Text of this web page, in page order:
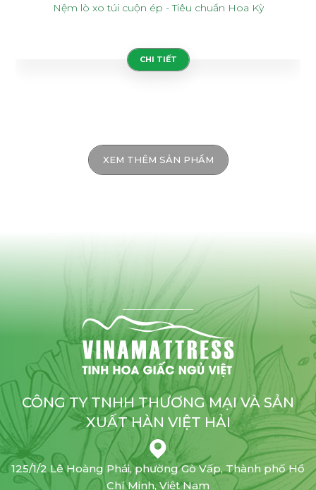
Nệm lò xo túi cuộn ép - Tiêu chuẩn Hoa Kỳ
CHI TIẾT
XEM THÊM SẢN PHẨM
CÔNG TY TNHH THƯƠNG MẠI VÀ SẢN
XUẤT HÀN VIỆT HẢI
125/1/2 Lê Hoàng Phái, phường Gò Vấp, Thành phố Hồ
Chí Minh, Việt Nam